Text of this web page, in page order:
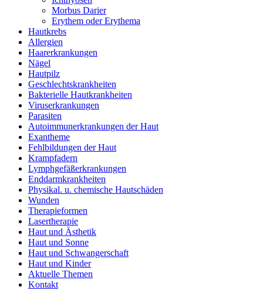
Morbus Darier
Erythem oder Erythema
Hautkrebs
Allergien
Haarerkrankungen
Nägel
Hautpilz
Geschlechtskrankheiten
Bakterielle Hautkrankheiten
Viruserkrankungen
Parasiten
Autoimmunerkrankungen der Haut
Exantheme
Fehlbildungen der Haut
Krampfadern
Lymphgefäßerkrankungen
Enddarmkrankheiten
Physikal. u. chemische Hautschäden
Wunden
Therapieformen
Lasertherapie
Haut und Ästhetik
Haut und Sonne
Haut und Schwangerschaft
Haut und Kinder
Aktuelle Themen
Kontakt